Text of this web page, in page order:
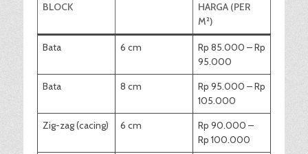
BLOCK
HARGA (PER
M²)
Bata 6 cm
Rp 85.000 – Rp
95.000
Bata
8 cm
Rp 95.000 – Rp
105.000
Zig-zag (cacing)
6 cm
Rp 90.000 –
Rp 100.000